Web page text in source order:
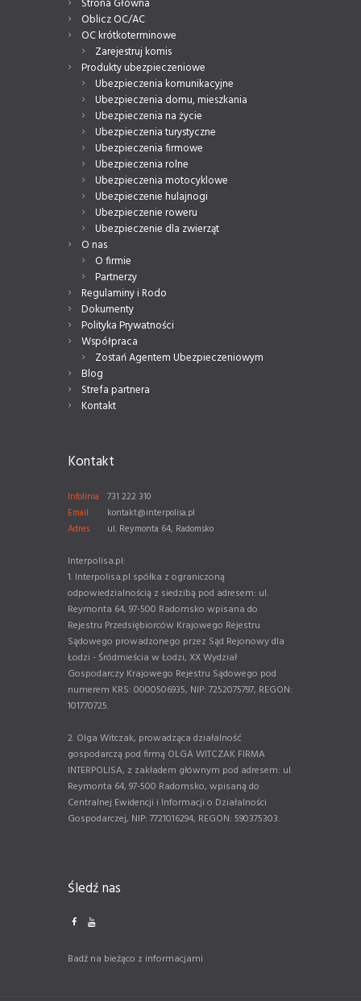
Strona Główna
Oblicz OC/AC
OC krótkoterminowe
Zarejestruj komis
Produkty ubezpieczeniowe
Ubezpieczenia komunikacyjne
Ubezpieczenia domu, mieszkania
Ubezpieczenia na życie
Ubezpieczenia turystyczne
Ubezpieczenia firmowe
Ubezpieczenia rolne
Ubezpieczenia motocyklowe
Ubezpieczenie hulajnogi
Ubezpieczenie roweru
Ubezpieczenie dla zwierząt
O nas
O firmie
Partnerzy
Regulaminy i Rodo
Dokumenty
Polityka Prywatności
Współpraca
Zostań Agentem Ubezpieczeniowym
Blog
Strefa partnera
Kontakt
Kontakt
Infolinia
731 222 310
Email
kontakt@interpolisa.pl
Adres
ul. Reymonta 64, Radomsko
Interpolisa.pl:
1. Interpolisa.pl spółka z ograniczoną
odpowiedzialnością z siedzibą pod adresem: ul.
Reymonta 64, 97-500 Radomsko wpisana do
Rejestru Przedsiębiorców Krajowego Rejestru
Sądowego prowadzonego przez Sąd Rejonowy dla
Łodzi - Śródmieścia w Łodzi, XX Wydział
Gospodarczy Krajowego Rejestru Sądowego pod
numerem KRS: 0000506935, NIP: 7252075797, REGON:
101770725.
2. Olga Witczak, prowadząca działalność
gospodarczą pod firmą OLGA WITCZAK FIRMA
INTERPOLISA, z zakładem głównym pod adresem: ul.
Reymonta 64, 97-500 Radomsko, wpisaną do
Centralnej Ewidencji i Informacji o Działalności
Gospodarczej, NIP: 7721016294, REGON: 590375303.
Śledź nas
Badź na bieżąco z informacjami